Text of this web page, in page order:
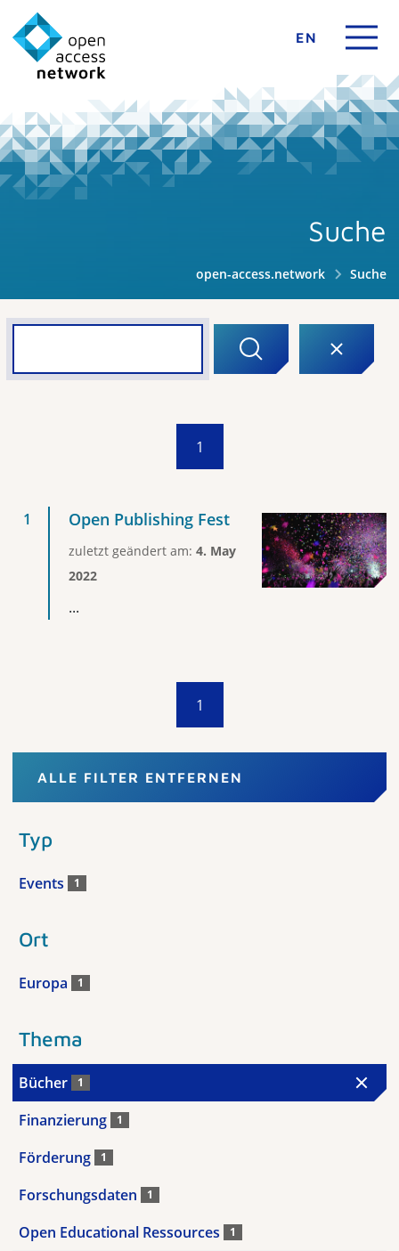
EN
Suche
open-access.network Suche
1
Open Publishing Fest
zuletzt geändert am: 4. May
2022
...
1
ALLE FILTER ENTFERNEN
Typ
Events 1
Ort
Europa 1
Thema
Bücher 1
Finanzierung 1
Förderung 1
Forschungsdaten 1
Open Educational Ressources 1